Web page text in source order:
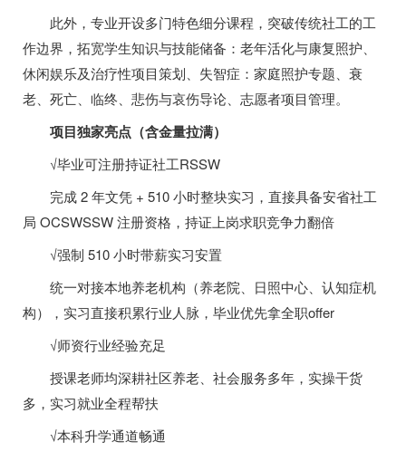
此外，专业开设多门特色细分课程，突破传统社工的工
作边界，拓宽学生知识与技能储备：老年活化与康复照护、
休闲娱乐及治疗性项目策划、失智症：家庭照护专题、衰
老、死亡、临终、悲伤与哀伤导论、志愿者项目管理。
项目独家亮点（含金量拉满）
√毕业可注册持证社工RSSW
完成 2 年文凭 + 510 小时整块实习，直接具备安省社工
局 OCSWSSW 注册资格，持证上岗求职竞争力翻倍
√强制 510 小时带薪实习安置
统一对接本地养老机构（养老院、日照中心、认知症机
构），实习直接积累行业人脉，毕业优先拿全职offer
√师资行业经验充足
授课老师均深耕社区养老、社会服务多年，实操干货
多，实习就业全程帮扶
√本科升学通道畅通